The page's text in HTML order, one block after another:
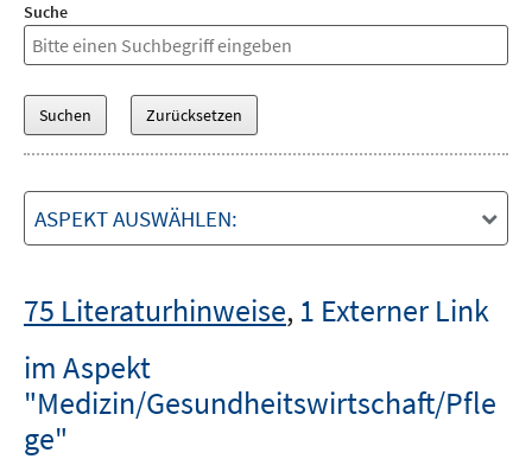
Suche
ASPEKT AUSWÄHLEN:
75 Literaturhinweise, 1 Externer Link
im Aspekt
"Medizin/Gesundheitswirtschaft/Pfle
ge"